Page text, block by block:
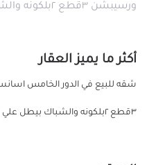
ورسيبشن ٣قطع ٢بلكونه والشباك بيطل علي البحر
أكثر ما يميز العقار
٣قطع ٢بلكونه والشباك بيطل علي البحر